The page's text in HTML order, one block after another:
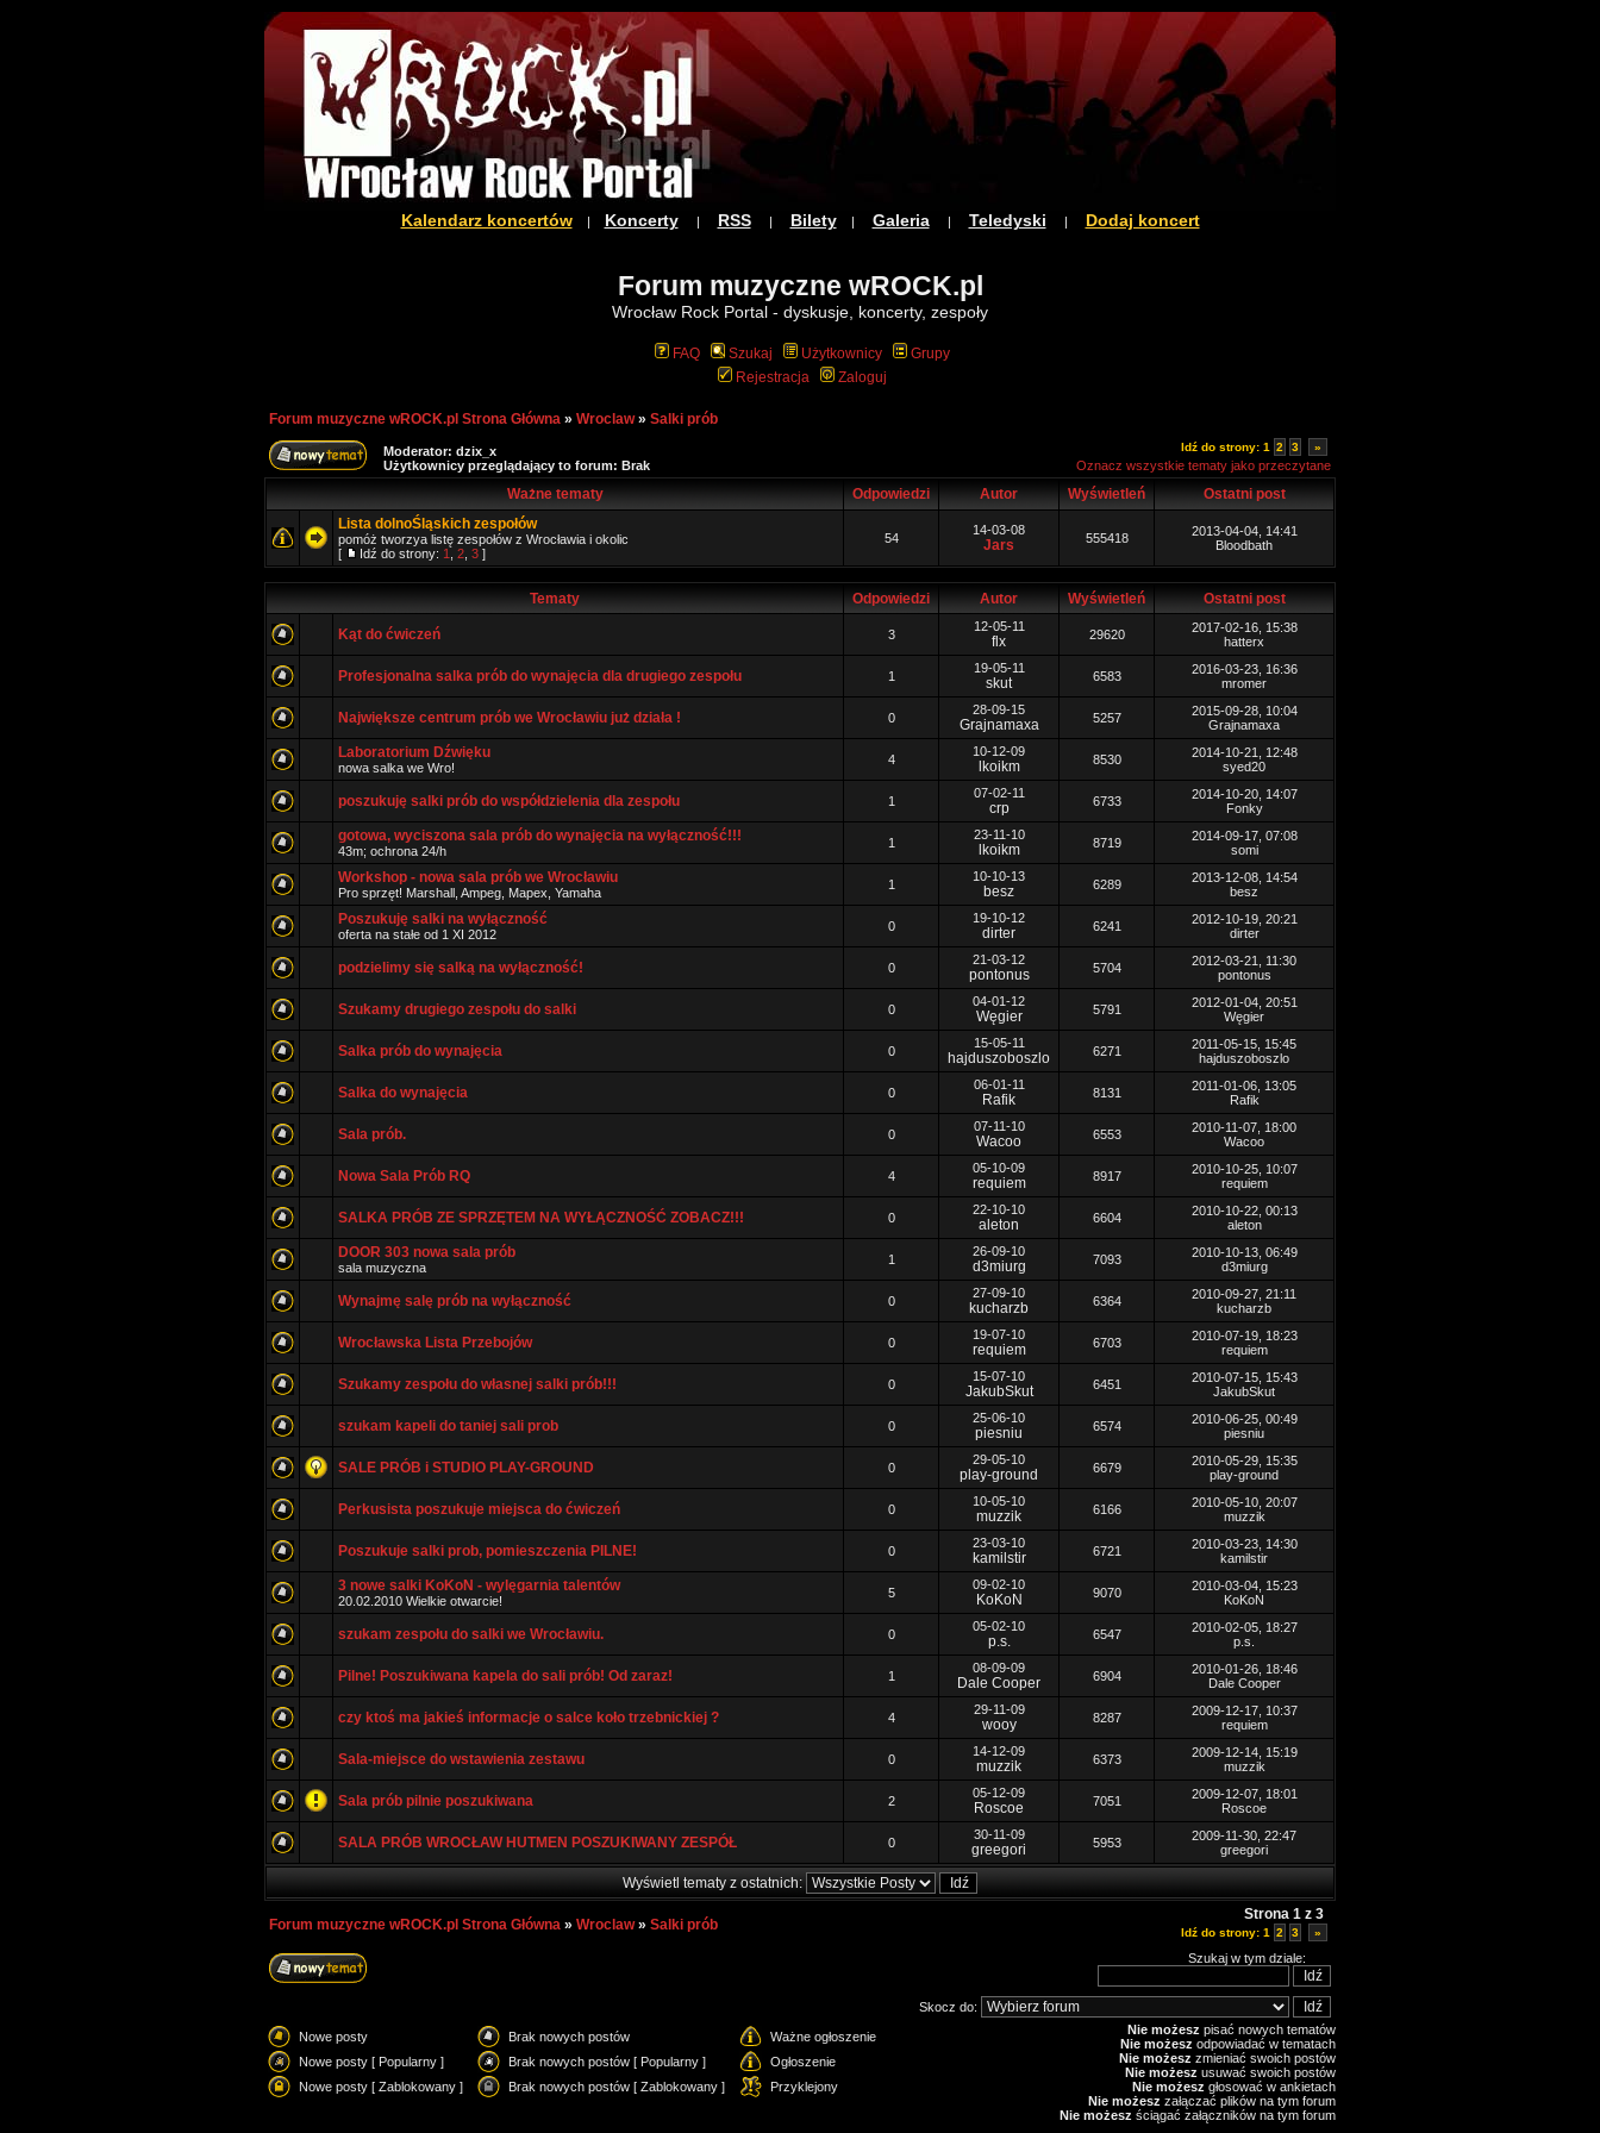
Kalendarz koncertów| Koncerty| RSS| Bilety| Galeria| Teledyski | Dodaj koncert
Forum muzyczne wROCK.pl
Wrocław Rock Portal - dyskusje, koncerty, zespoły
FAQ Szukaj Użytkownicy
Grupy
Rejestracja
Zaloguj
Forum muzyczne wROCK.pl Strona Główna » Wroclaw» Salki prób
Moderator: dzix_x
Użytkownicy przeglądający to forum: Brak
Idź do strony: 1 2 3 »
Oznacz wszystkie tematy jako przeczytane
Ważne tematy Odpowiedzi Autor Wyświetleń
Ostatni post
Lista dolnoŚląskich zespołów
pomóż tworzya listę zespołów z Wrocławia i okolic
[
Idź do strony: 1 2 3 ]
54
14-03-08
Jars 555418
2013-04-04, 14:41
Bloodbath
Tematy Odpowiedzi Autor Wyświetleń Ostatni post
Kąt do ćwiczeń 3
12-05-11
flx 29620
2017-02-16, 15:38
hatterx
Profesjonalna salka prób do wynajęcia dla drugiego zespołu 1
19-05-11
skut 6583
2016-03-23, 16:36
mromer
Największe centrum prób we Wrocławiu już działa ! 0
28-09-15
Grajnamaxa 5257
2015-09-28, 10:04
Grajnamaxa
Laboratorium Dźwięku
nowa salka we Wro!
4
10-12-09
lkoikm 8530
2014-10-21, 12:48
syed20
poszukuję salki prób do współdzielenia dla zespołu 1
07-02-11
crp 6733
2014-10-20, 14:07
Fonky
gotowa, wyciszona sala prób do wynajęcia na wyłączność!!!
43m; ochrona 24/h
1
23-11-10
lkoikm 8719
2014-09-17, 07:08
somi
Workshop - nowa sala prób we Wrocławiu
Pro sprzęt! Marshall, Ampeg, Mapex, Yamaha
1
10-10-13
besz 6289
2013-12-08, 14:54
besz
Poszukuję salki na wyłączność
oferta na stałe od 1 XI 2012
0
19-10-12
dirter 6241
2012-10-19, 20:21
dirter
podzielimy się salką na wyłączność! 0
21-03-12
pontonus 5704
2012-03-21, 11:30
pontonus
Szukamy drugiego zespołu do salki 0
04-01-12
Węgier 5791
2012-01-04, 20:51
Węgier
Salka prób do wynajęcia 0
15-05-11
hajduszoboszlo 6271
2011-05-15, 15:45
hajduszoboszlo
Salka do wynajęcia 0
06-01-11
Rafik 8131
2011-01-06, 13:05
Rafik
Sala prób. 0
07-11-10
Wacoo 6553
2010-11-07, 18:00
Wacoo
Nowa Sala Prób RQ 4
05-10-09
requiem 8917
2010-10-25, 10:07
requiem
SALKA PRÓB ZE SPRZĘTEM NA WYŁĄCZNOŚĆ ZOBACZ!!! 0
22-10-10
aleton 6604
2010-10-22, 00:13
aleton
DOOR 303 nowa sala prób
sala muzyczna
1
26-09-10
d3miurg 7093
2010-10-13, 06:49
d3miurg
Wynajmę salę prób na wyłączność 0
27-09-10
kucharzb 6364
2010-09-27, 21:11
kucharzb
Wrocławska Lista Przebojów 0
19-07-10
requiem 6703
2010-07-19, 18:23
requiem
Szukamy zespołu do własnej salki prób!!! 0
15-07-10
JakubSkut 6451
2010-07-15, 15:43
JakubSkut
szukam kapeli do taniej sali prob 0
25-06-10
piesniu 6574
2010-06-25, 00:49
piesniu
SALE PRÓB i STUDIO PLAY-GROUND 0
29-05-10
play-ground 6679
2010-05-29, 15:35
play-ground
Perkusista poszukuje miejsca do ćwiczeń 0
10-05-10
muzzik 6166
2010-05-10, 20:07
muzzik
Poszukuje salki prob, pomieszczenia PILNE! 0
23-03-10
kamilstir 6721
2010-03-23, 14:30
kamilstir
3 nowe salki KoKoN - wylęgarnia talentów
20.02.2010 Wielkie otwarcie!
5
09-02-10
KoKoN 9070
2010-03-04, 15:23
KoKoN
szukam zespołu do salki we Wrocławiu. 0
05-02-10
p.s. 6547
2010-02-05, 18:27
p.s.
Pilne! Poszukiwana kapela do sali prób! Od zaraz! 1
08-09-09
Dale Cooper 6904
2010-01-26, 18:46
Dale Cooper
czy ktoś ma jakieś informacje o salce koło trzebnickiej ? 4
29-11-09
wooy 8287
2009-12-17, 10:37
requiem
Sala-miejsce do wstawienia zestawu 0
14-12-09
muzzik 6373
2009-12-14, 15:19
muzzik
Sala prób pilnie poszukiwana 2
05-12-09
Roscoe 7051
2009-12-07, 18:01
Roscoe
SALA PRÓB WROCŁAW HUTMEN POSZUKIWANY ZESPÓŁ 0
30-11-09
greegori 5953
2009-11-30, 22:47
greegori
Wyświetl tematy z ostatnich:
Forum muzyczne wROCK.pl Strona Główna » Wroclaw» Salki prób
Strona 1 z 3
Idź do strony: 1 2 3 »
Szukaj w tym dziale:
Skocz do:
Nowe posty Brak nowych postów
Ważne ogłoszenie
Nowe posty [ Popularny ]
Brak nowych postów [ Popularny ]
Ogłoszenie
Nowe posty [ Zablokowany ]
Brak nowych postów [ Zablokowany ] Przyklejony
Nie możesz pisać nowych tematów
Nie możesz odpowiadać w tematach
Nie możesz zmieniać swoich postów
Nie możesz usuwać swoich postów
Nie możesz głosować w ankietach
Nie możesz załączać plików na tym forum
Nie możesz ściągać załączników na tym forum